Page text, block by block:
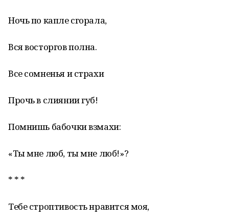
Ночь по капле сгорала,
Вся восторгов полна.
Все сомненья и страхи
Прочь в слиянии губ!
Помнишь бабочки взмахи:
«Ты мне люб, ты мне люб!»?
* * *
Тебе строптивость нравится моя,